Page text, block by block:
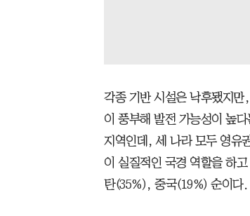
각종 기반 시설은 낙후됐지
이 풍부해 발전 가능성이 높
지역인데, 세 나라 모두 영유
이 실질적인 국경 역할을 하
탄(35%), 중국(19%) 순이다.